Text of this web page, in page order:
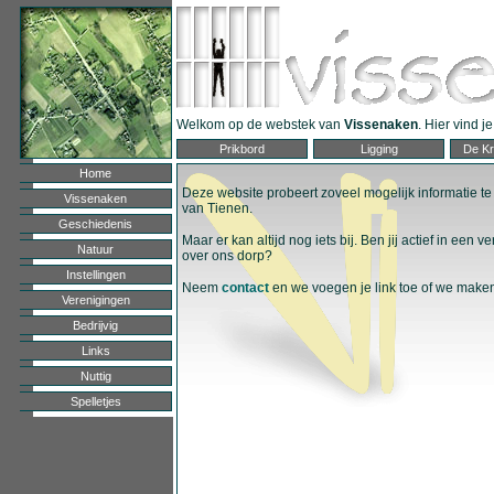
Home
Vissenaken
Geschiedenis
Natuur
Instellingen
Verenigingen
Bedrijvig
Links
Nuttig
Spelletjes
Prikbord Ligging De
Deze website probeert zoveel mogelijk informatie
van Tienen.
Maar er kan altijd nog iets bij. Ben jij actief in een
over ons dorp?
Neem contact en we voegen je link toe of we
Welkom op de webstek van Vissenaken. Hier vind